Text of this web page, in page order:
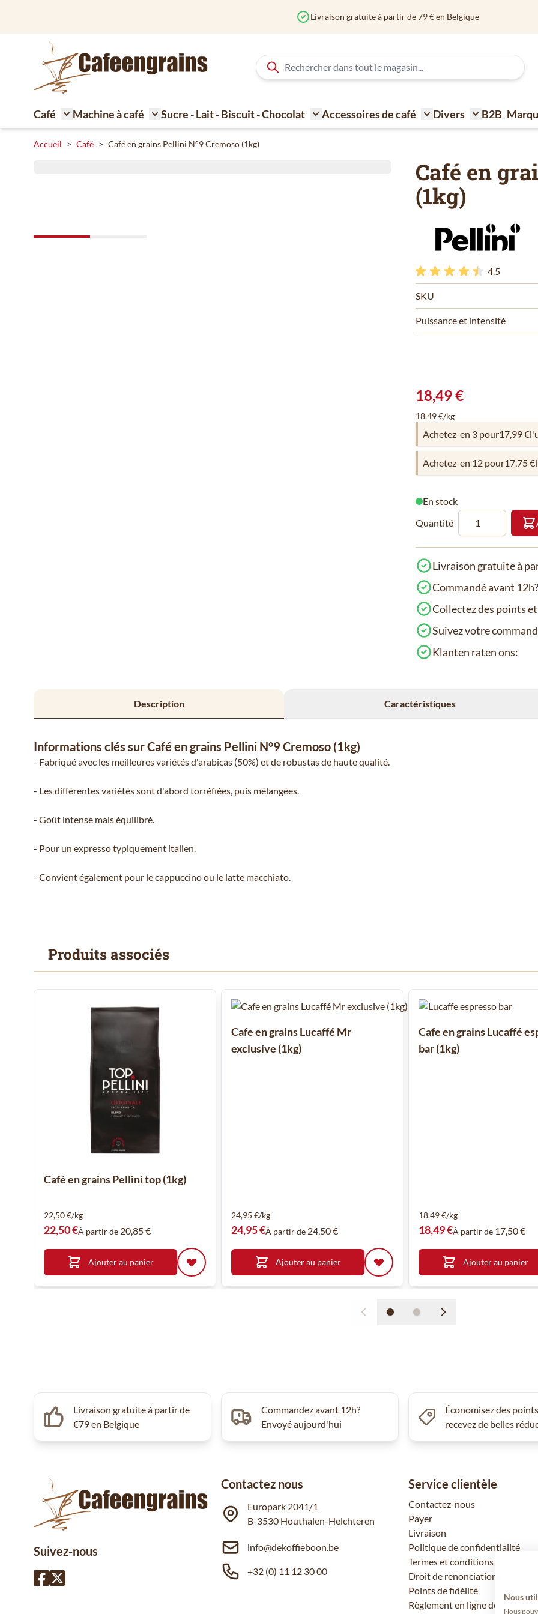
Café
Toggle submenu for Café
Machine à café
Toggle submenu for Machine à café
Sucre - Lait - Biscuit - Chocolat
Toggle submenu for Sucre - Lait - Biscuit -
Accessoires de café
Toggle submenu for
Divers
Toggle
B2B
Accueil > Café > Café en grains Pellini N°9 Cremoso (1kg)
Café en
(1kg)
4.5
SKU
Puissance et intensité
18,49 €
18,49 €/kg
Achetez-en 3 pour17,99 €
Achetez-en 12 pour17,75 €
En stock
Quantité
Livraison gratuite à
Commandé avant
Collectez des points
Suivez votre
Klanten raten ons:
Description Caractéristiques
Informations clés sur Café en grains Pellini N°9 Cremoso (1kg)
- Fabriqué avec les meilleures variétés d'arabicas (50%) et de robustas de haute qualité.
- Les différentes variétés sont d'abord torréfiées, puis mélangées.
- Goût intense mais équilibré.
- Pour un expresso typiquement italien.
- Convient également pour le cappuccino ou le latte macchiato.
Produits associés
Il est possible de naviguer entre les éléments du carrousel à l'aide de la touche de tabulation. Vous pouvez sauter le
Cliquer pour passer le carrousel
Cliquer pour accéder à la navigation en carrousel
Café en grains Pellini top (1kg)
22,50 €/kg
22,50 €À partir de 20,85 €
Ajouter au panier
Cafe en grains Lucaffé Mr
exclusive (1kg)
24,95 €/kg
24,95 €À partir de 24,50 €
Ajouter au panier
Cafe en grains Lucaffé
bar (1kg)
18,49 €/kg
18,49 €À partir de 17,50 €
Ajouter au panier
Livraison gratuite à partir de
€79 en Belgique
Commandez avant 12h?
Envoyé aujourd'hui
Économisez des
recevez de belles
Suivez-nous
Contactez nous
Europark 2041/1
B-3530 Houthalen-Helchteren
info@dekoffieboon.be
+32 (0) 11 12 30 00
Service clientèle
Contactez-nous
Payer
Livraison
Politique de confidentialité
Termes et conditions
Droit de renonciation
Points de fidélité
Règlement en ligne des litiges
Nous
Nous